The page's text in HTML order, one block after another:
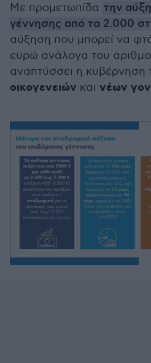
Με προμετωπίδα την
γέννησης από τα 2.000
αύξηση που μπορεί να
ευρώ ανάλογα του
αναπτύσσει η κυβέρνηση
οικογενειών και νέων